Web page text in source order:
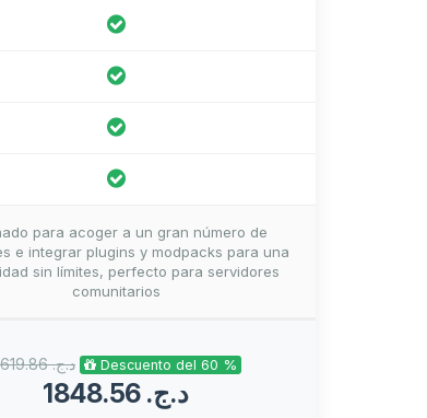
para acoger a un gran número de
e integrar plugins y modpacks para una
sin límites, perfecto para servidores
comunitarios
4619.86 د.ج.‏ Descuento del 60 %
1848.56 د.ج.‏